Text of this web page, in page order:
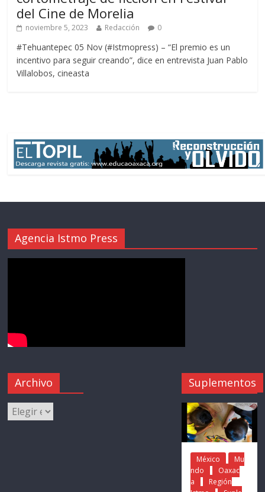
del Cine de Morelia
noviembre 5, 2023 Redacción 0
#Tehuantepec 05 Nov (#Istmopress) – “El premio es un
incentivo para seguir creando”, dice en entrevista Juan Pablo
Villalobos, cineasta
Agencia Istmo Press
Archivo Suplementos
México
Mu
ndo
Oaxac
a
Región